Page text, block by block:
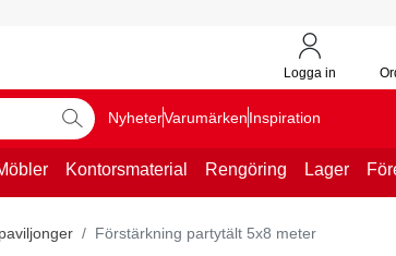
Logga in
NyheterVarumärkenInspiration
Kontorsmaterial Rengöring Lager
Förstärkning partytält 5x8 meter